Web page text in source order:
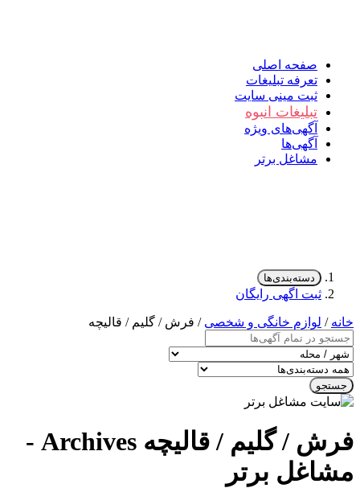
صفحه اصلی
تعرفه تبلیغات
ثبت مینی سایت
تبلیغات انبوه
آگهی‌های ویژه
آگهی‌ها
مشاغل برتر
دسته‌بندی‌ها
ثبت اگهی رایگان
خانه / لوازم خانگی و شخصی / فرش / گلیم / قالیچه
جستجو
فرش / گلیم / قالیچه Archives -
مشاغل برتر